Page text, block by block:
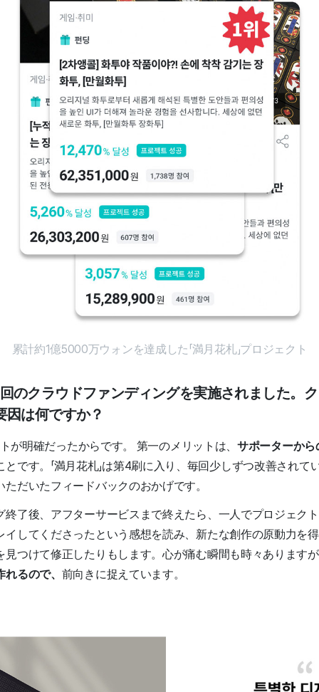
累計約1億5000万ウォンを達成した「満月花札」プロジェクト
のクラウドファンディングを実施されました。
因は何ですか？
が明確だったからです。 第一のメリットは、サポーターか
とです。「満月花札」は第4刷に入り、毎回少しずつ改善され
だいたフィードバックのおかげです。
終了後、アフターサービスまで終えたら、一人でプロジェク
イしてくださったという感想を読み、新たな創作の原動力を
見つけて修正したりもします。心が痛む瞬間も時々あります
るので、 前向きに捉えています。